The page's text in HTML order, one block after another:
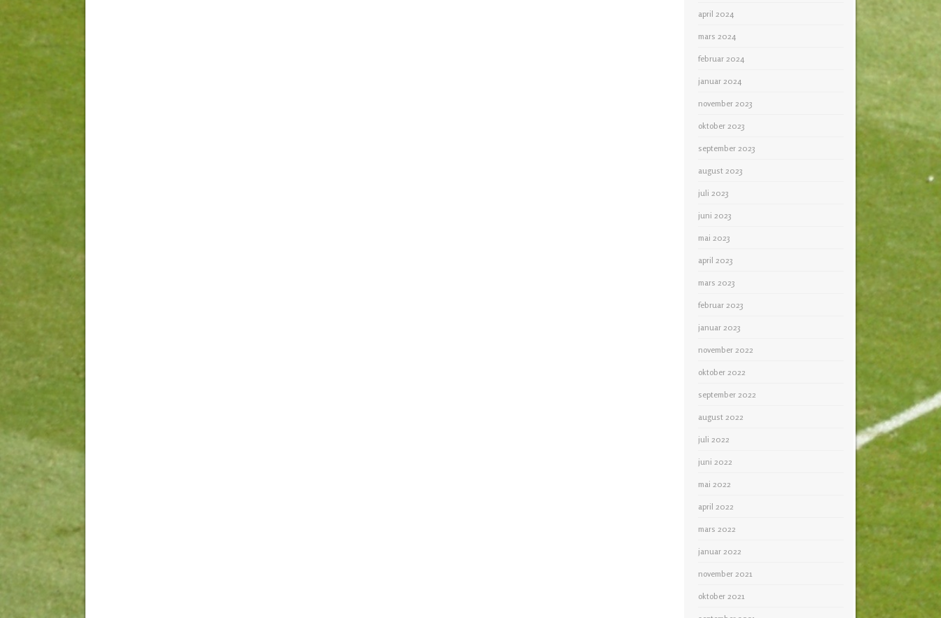
april 2024
mars 2024
februar 2024
januar 2024
november 2023
oktober 2023
september 2023
august 2023
juli 2023
juni 2023
mai 2023
april 2023
mars 2023
februar 2023
januar 2023
november 2022
oktober 2022
september 2022
august 2022
juli 2022
juni 2022
mai 2022
april 2022
mars 2022
januar 2022
november 2021
oktober 2021